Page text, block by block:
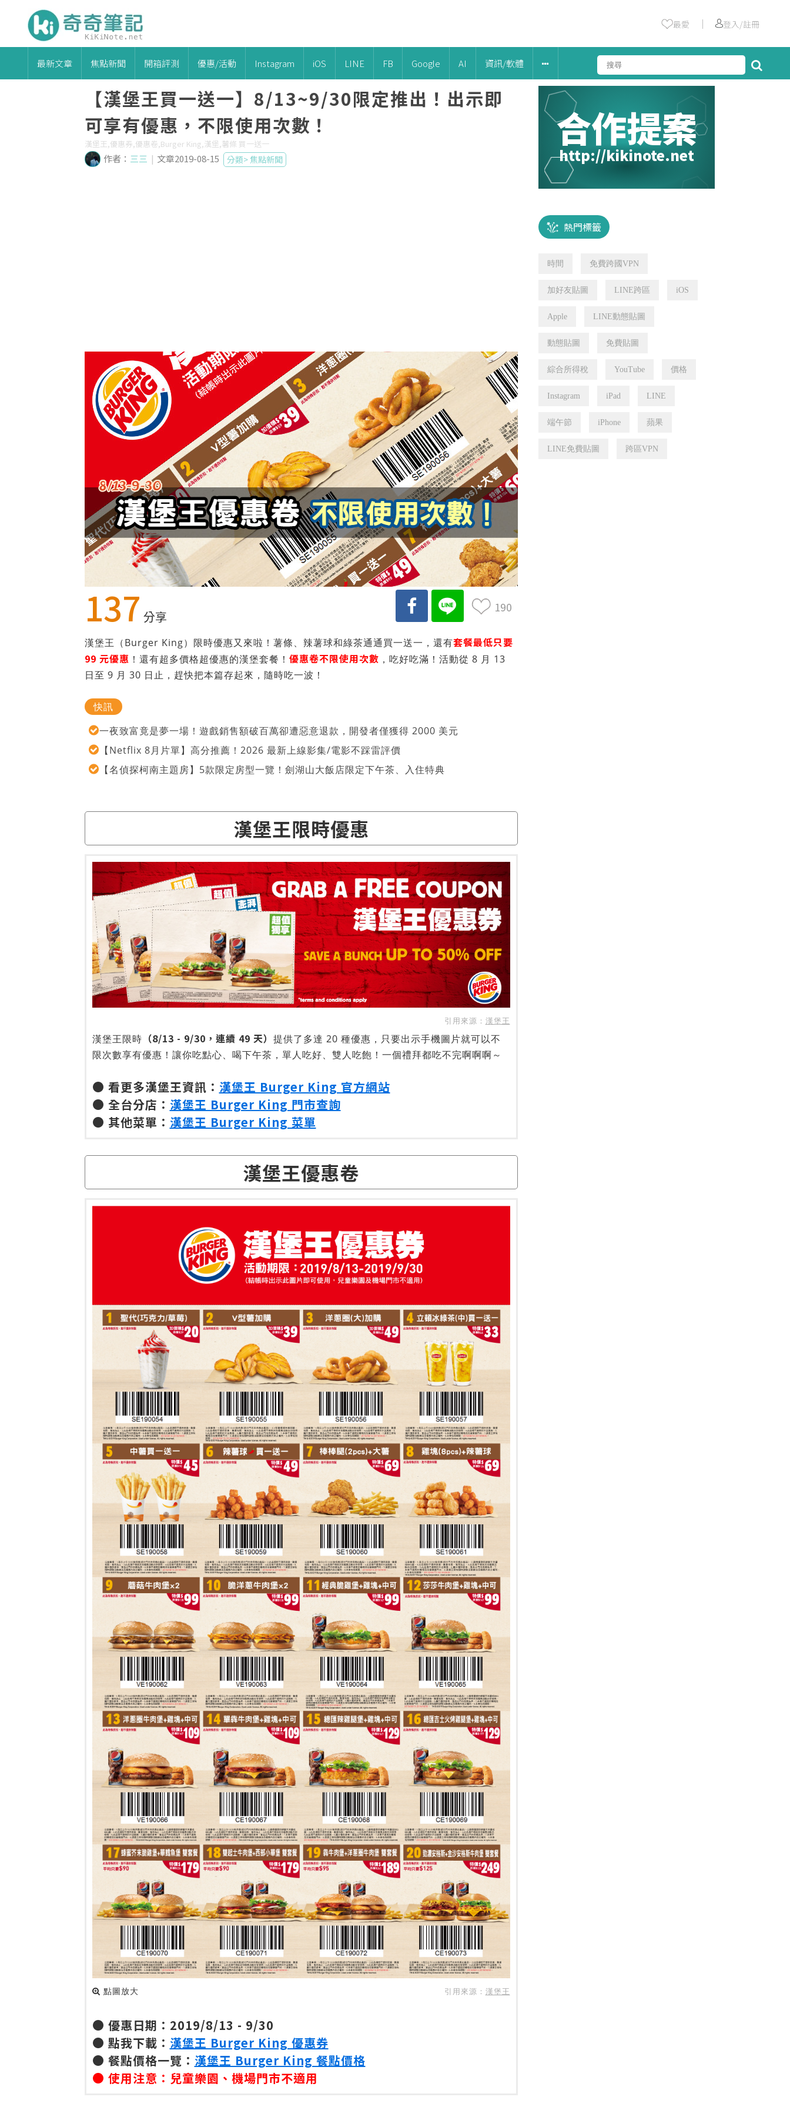
最愛 ｜ 登入/註冊
最新文章 焦點新聞 開箱評測 優惠/活動 Instagram iOS LINE FB Google AI 資訊/軟體
合作提案
http://kikinote.net
熱門標籤
時間 免費跨國VPN
加好友貼圖 LINE跨區 iOS
Apple LINE動態貼圖
動態貼圖 免費貼圖
綜合所得稅 YouTube 價格
Instagram iPad LINE
端午節 iPhone 蘋果
LINE免費貼圖 跨區VPN
【漢堡王買一送一】8/13~9/30限定推出！出示即
可享有優惠，不限使用次數！
漢堡王,優惠券,優惠卷,Burger King,漢堡,薯條 買一送一
作者： 三三 | 文章2019-08-15 分類>焦點新聞
137 分享
190
漢堡王（Burger King）限時優惠又來啦！薯條、辣薯球和綠茶通通買一送一，還有套餐最低只要
99 元優惠 ！還有超多價格超優惠的漢堡套餐！ 優惠卷不限使用次數 ，吃好吃滿！活動從 8 月 13
日至 9 月 30 日止，趕快把本篇存起來，隨時吃一波！
快訊
一夜致富竟是夢一場！遊戲銷售額破百萬卻遭惡意退款，開發者僅獲得 2000 美元
【Netflix 8月片單】高分推薦！2026 最新上線影集/電影不踩雷評價
【名偵探柯南主題房】5款限定房型一覽！劍湖山大飯店限定下午茶、入住特典
漢堡王限時優惠
引用來源： 漢堡王
漢堡王限時 （8/13 - 9/30，連續 49 天） 提供了多達 20 種優惠，只要出示手機圖片就可以不
限次數享有優惠！讓你吃點心、喝下午茶，單人吃好、雙人吃飽！一個禮拜都吃不完啊啊啊～
● 看更多漢堡王資訊： 漢堡王 Burger King 官方網站
● 全台分店： 漢堡王 Burger King 門市查詢
● 其他菜單： 漢堡王 Burger King 菜單
漢堡王優惠卷
點圖放大 引用來源： 漢堡王
● 優惠日期：2019/8/13 - 9/30
● 點我下載： 漢堡王 Burger King 優惠券
● 餐點價格一覽： 漢堡王 Burger King 餐點價格
● 使用注意：兒童樂園、機場門市不適用